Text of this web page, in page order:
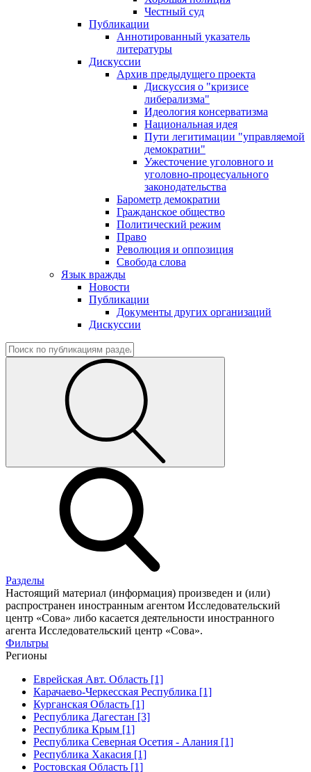
Честный суд
Публикации
Аннотированный указатель
литературы
Дискуссии
Архив предыдущего проекта
Дискуссия о "кризисе
либерализма"
Идеология консерватизма
Национальная идея
Пути легитимации "управляемой
демократии"
Ужесточение уголовного и
уголовно-процесуального
законодательства
Барометр демократии
Гражданское общество
Политический режим
Право
Революция и оппозиция
Свобода слова
Язык вражды
Новости
Публикации
Документы других организаций
Дискуссии
Разделы
Настоящий материал (информация) произведен и (или)
распространен иностранным агентом Исследовательский
центр «Сова» либо касается деятельности иностранного
агента Исследовательский центр «Сова».
Фильтры
Регионы
Еврейская Авт. Область [1]
Карачаево-Черкесская Республика [1]
Курганская Область [1]
Республика Дагестан [3]
Республика Крым [1]
Республика Северная Осетия - Алания [1]
Республика Хакасия [1]
Ростовская Область [1]